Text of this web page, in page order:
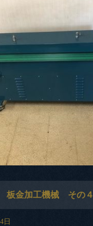
板金加工機械 その４
日